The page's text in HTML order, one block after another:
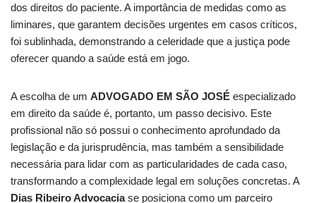
dos direitos do paciente. A importância de medidas como as
liminares, que garantem decisões urgentes em casos críticos,
foi sublinhada, demonstrando a celeridade que a justiça pode
oferecer quando a saúde está em jogo.
A escolha de um ADVOGADO EM SÃO JOSÉ especializado
em direito da saúde é, portanto, um passo decisivo. Este
profissional não só possui o conhecimento aprofundado da
legislação e da jurisprudência, mas também a sensibilidade
necessária para lidar com as particularidades de cada caso,
transformando a complexidade legal em soluções concretas. A
Dias Ribeiro Advocaciase posiciona como um parceiro